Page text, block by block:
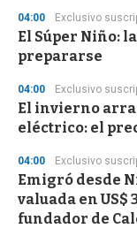
04:00 Exclusivo
El Súper Niño:
prepararse
04:00 Exclusivo
El invierno
eléctrico: el
04:00 Exclusivo
Emigró desde
valuada en
fundador de